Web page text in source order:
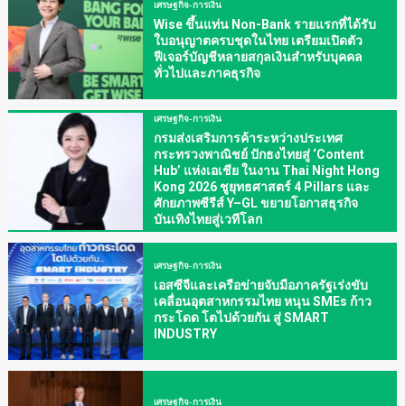
เศรษฐกิจ-การเงิน
Wise ขึ้นแท่น Non-Bank รายแรกที่ได้รับ
ใบอนุญาตครบชุดในไทย เตรียมเปิดตัว
ฟีเจอร์บัญชีหลายสกุลเงินสำหรับบุคคล
ทั่วไปและภาคธุรกิจ
เศรษฐกิจ-การเงิน
กรมส่งเสริมการค้าระหว่างประเทศ
กระทรวงพาณิชย์ ปักธงไทยสู่ ‘Content
Hub’ แห่งเอเชีย ในงาน Thai Night Hong
Kong 2026 ชูยุทธศาสตร์ 4 Pillars และ
ศักยภาพซีรีส์ Y–GL ขยายโอกาสธุรกิจ
บันเทิงไทยสู่เวทีโลก
เศรษฐกิจ-การเงิน
เอสซีจีและเครือข่ายจับมือภาครัฐเร่งขับ
เคลื่อนอุตสาหกรรมไทย หนุน SMEs ก้าว
กระโดด โตไปด้วยกัน สู่ SMART
INDUSTRY
เศรษฐกิจ-การเงิน